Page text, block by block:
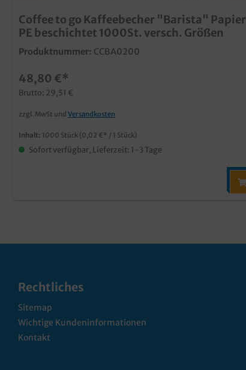
Coffee to go Kaffeebecher "Barista" Papier
PE beschichtet 1000St. versch. Größen
Produktnummer: CCBA0200
48,80 €*
Brutto: 29,51 €
zzgl. MwSt und Versandkosten
Inhalt: 1000 Stück (0,02 €* / 1 Stück)
Sofort verfügbar, Lieferzeit: 1-3 Tage
Rechtliches
Sitemap
Wichtige Kundeninformationen
Kontakt